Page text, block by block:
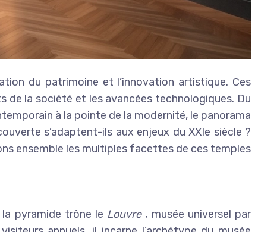
du patrimoine et l’innovation artistique. Ces
la société et les avancées technologiques. Du
à la pointe de la modernité, le panorama
s’adaptent-ils aux enjeux du XXIe siècle ?
ensemble les multiples facettes de ces temples
pyramide trône le Louvre , musée universel par